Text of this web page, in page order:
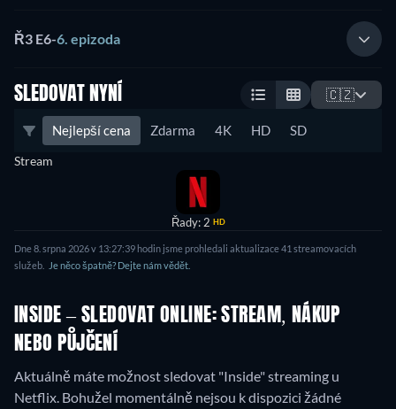
Ř3 E6-6. epizoda
SLEDOVAT NYNÍ 🇨🇿
Nejlepší cena Zdarma 4K HD SD
Stream
Řady: 2 HD
Dne 8. srpna 2026 v 13:27:39 hodin jsme prohledali aktualizace 41 streamovacích
služeb.
Je něco špatně? Dejte nám vědět.
INSIDE – SLEDOVAT ONLINE: STREAM, NÁKUP
NEBO PŮJČENÍ
Aktuálně máte možnost sledovat "Inside" streaming u
Netflix. Bohužel momentálně nejsou k dispozici žádné